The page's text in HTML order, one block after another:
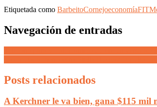
Etiquetada como BarbeitoCornejoeconomíaFIT
Navegación de entradas
Posts relacionados
A Kerchner le va bien, gana $115 mil